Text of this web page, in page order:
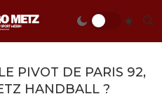
PIVOT DE PARIS 92,
HANDBALL ?